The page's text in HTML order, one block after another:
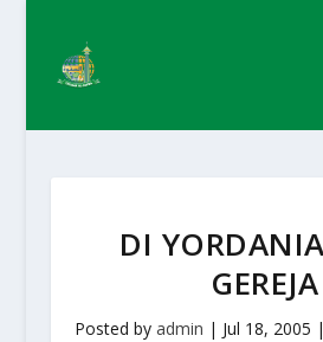
DI
GEREJA
Posted byadmin | Jul 18, 2005